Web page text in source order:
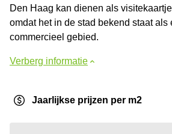
Den Haag kan dienen als
omdat het in de stad bekend staat als
commercieel gebied.
Verberg informatie
Jaarlijkse prijzen per m2